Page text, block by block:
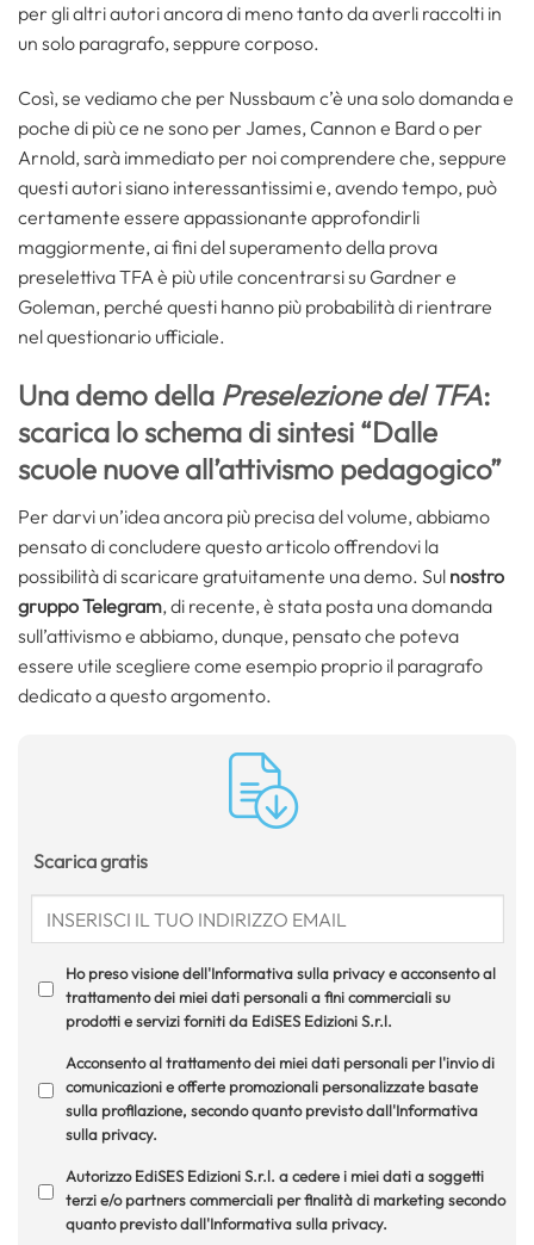
per gli altri autori ancora di meno tanto da averli raccolti in
un solo paragrafo, seppure corposo.
Così, se vediamo che per Nussbaum c’è una solo domanda e
poche di più ce ne sono per James, Cannon e Bard o per
Arnold, sarà immediato per noi comprendere che, seppure
questi autori siano interessantissimi e, avendo tempo, può
certamente essere appassionante approfondirli
maggiormente, ai fini del superamento della prova
preselettiva TFA è più utile concentrarsi su Gardner e
Goleman, perché questi hanno più probabilità di rientrare
nel questionario ufficiale.
Una demo della Preselezione del TFA:
scarica lo schema di sintesi “Dalle
scuole nuove all’attivismo pedagogico”
Per darvi un’idea ancora più precisa del volume, abbiamo
pensato di concludere questo articolo offrendovi la
possibilità di scaricare gratuitamente una demo. Sul nostro
gruppo Telegram, di recente, è stata posta una domanda
sull’attivismo e abbiamo, dunque, pensato che poteva
essere utile scegliere come esempio proprio il paragrafo
dedicato a questo argomento.
Scarica gratis
Ho preso visione dell'Informativa sulla privacy e acconsento al
trattamento dei miei dati personali a fini commerciali su
prodotti e servizi forniti da EdiSES Edizioni S.r.l.
Acconsento al trattamento dei miei dati personali per l'invio di
comunicazioni e offerte promozionali personalizzate basate
sulla profilazione, secondo quanto previsto dall'Informativa
sulla privacy.
Autorizzo EdiSES Edizioni S.r.l. a cedere i miei dati a soggetti
terzi e/o partners commerciali per finalità di marketing secondo
quanto previsto dall'Informativa sulla privacy.